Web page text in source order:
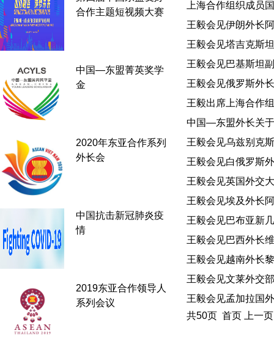
合作主题短视频大赛
中国—东盟菁英奖学
金
2020年东亚合作系列
外长会
中国抗击新冠肺炎疫
情
2019东亚合作领导人
系列会议
上海合作组织成员
王毅会见伊朗外长
王毅会见塔吉克斯
王毅会见巴基斯坦
王毅会见俄罗斯外
王毅出席上海合作
中国—东盟外长关
王毅会见乌兹别克
王毅会见白俄罗斯
王毅会见英国外交
王毅会见埃及外长
王毅会见巴布亚新
王毅会见巴西外长
王毅会见越南外长
王毅会见文莱外交
王毅会见孟加拉国
共50页 首页 上一